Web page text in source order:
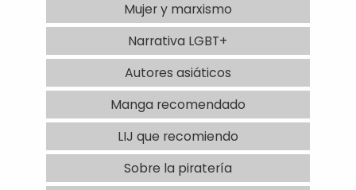
Mujer y marxismo
Narrativa LGBT+
Autores asiáticos
Manga recomendado
LIJ que recomiendo
Sobre la piratería